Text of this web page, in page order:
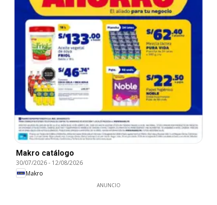
Makro catálogo
30/07/2026- 12/08/2026
Makro
ANUNCIO